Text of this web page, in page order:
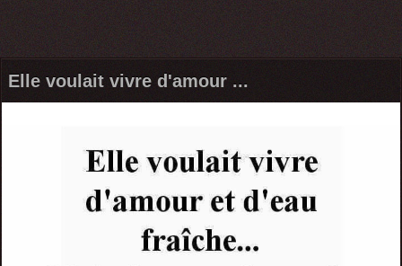
Elle voulait vivre d'amour ...